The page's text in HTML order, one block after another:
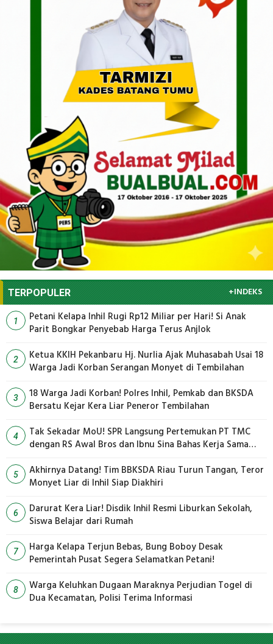
TERPOPULER +INDEKS
1
Petani Kelapa Inhil Rugi Rp12 Miliar per Hari! Si Anak
Parit Bongkar Penyebab Harga Terus Anjlok
2
Ketua KKIH Pekanbaru Hj. Nurlia Ajak Muhasabah Usai 18
Warga Jadi Korban Serangan Monyet di Tembilahan
3
18 Warga Jadi Korban! Polres Inhil, Pemkab dan BKSDA
Bersatu Kejar Kera Liar Peneror Tembilahan
4
Tak Sekadar MoU! SPR Langsung Pertemukan PT TMC
dengan RS Awal Bros dan Ibnu Sina Bahas Kerja Sama
5
Akhirnya Datang! Tim BBKSDA Riau Turun Tangan, Teror
Monyet Liar di Inhil Siap Diakhiri
6
Darurat Kera Liar! Disdik Inhil Resmi Liburkan Sekolah,
Siswa Belajar dari Rumah
7
Harga Kelapa Terjun Bebas, Bung Boboy Desak
Pemerintah Pusat Segera Selamatkan Petani!
8
Warga Keluhkan Dugaan Maraknya Perjudian Togel di
Dua Kecamatan, Polisi Terima Informasi